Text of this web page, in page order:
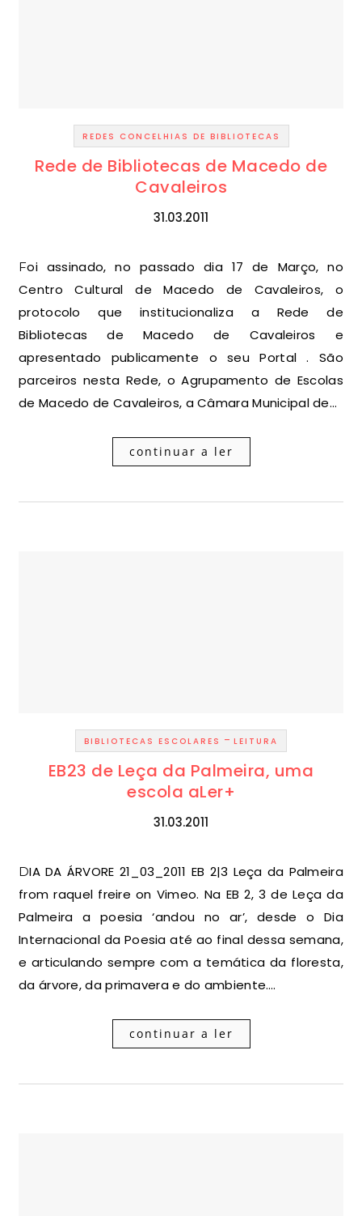
REDES CONCELHIAS DE BIBLIOTECAS
Rede de Bibliotecas de Macedo de
Cavaleiros
31.03.2011
Foi assinado, no passado dia 17 de Março, no
Centro Cultural de Macedo de Cavaleiros, o
protocolo que institucionaliza a Rede de
Bibliotecas de Macedo de Cavaleiros e
apresentado publicamente o seu Portal . São
parceiros nesta Rede, o Agrupamento de Escolas
de Macedo de Cavaleiros, a Câmara Municipal de…
continuar a ler
BIBLIOTECAS ESCOLARES - LEITURA
EB23 de Leça da Palmeira, uma
escola aLer+
31.03.2011
DIA DA ÁRVORE 21_03_2011 EB 2|3 Leça da Palmeira
from raquel freire on Vimeo. Na EB 2, 3 de Leça da
Palmeira a poesia ‘andou no ar’, desde o Dia
Internacional da Poesia até ao final dessa semana,
e articulando sempre com a temática da floresta,
da árvore, da primavera e do ambiente.…
continuar a ler